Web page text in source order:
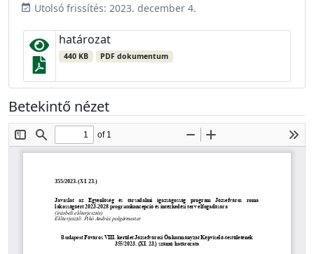
event_available Utolsó frissítés: 2023. december 4.
határozat
440 KB PDF dokumentum
Betekintő nézet